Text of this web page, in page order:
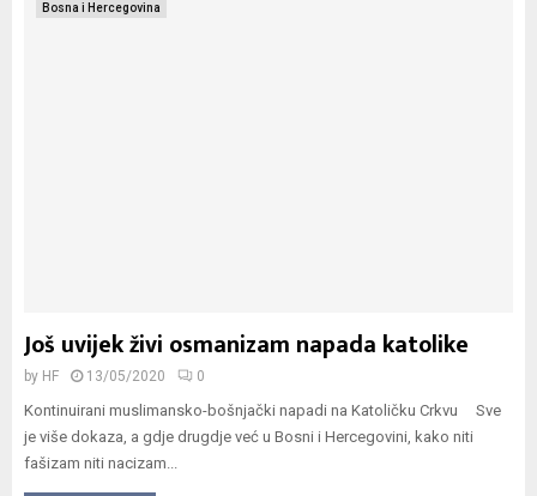
Bosna i Hercegovina
Još uvijek živi osmanizam napada katolike
by HF 13/05/2020 0
Kontinuirani muslimansko-bošnjački napadi na Katoličku Crkvu Sve
je više dokaza, a gdje drugdje već u Bosni i Hercegovini, kako niti
fašizam niti nacizam...